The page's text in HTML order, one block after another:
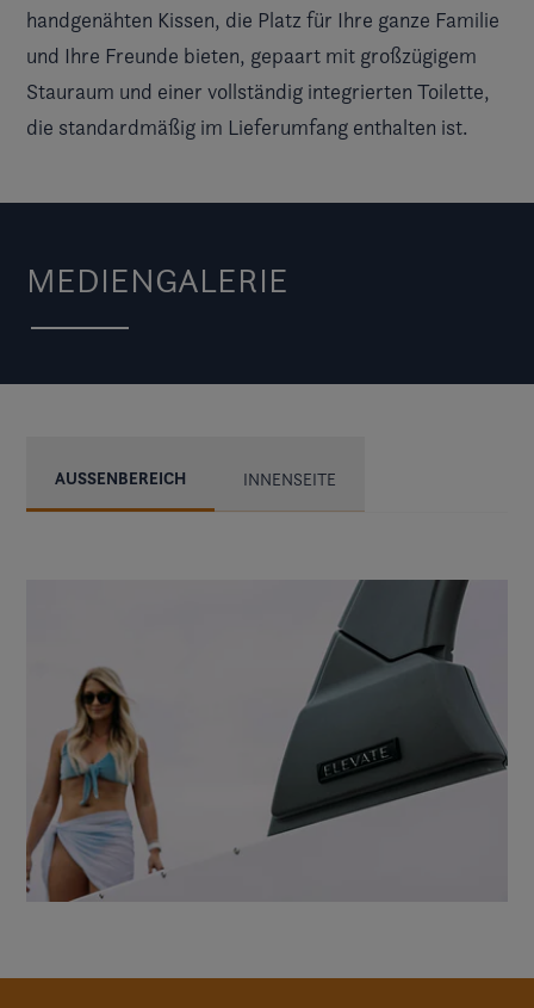
handgenähten Kissen, die Platz für Ihre ganze Familie
und Ihre Freunde bieten, gepaart mit großzügigem
Stauraum und einer vollständig integrierten Toilette,
die standardmäßig im Lieferumfang enthalten ist.
MEDIENGALERIE
AUSSENBEREICH INNENSEITE